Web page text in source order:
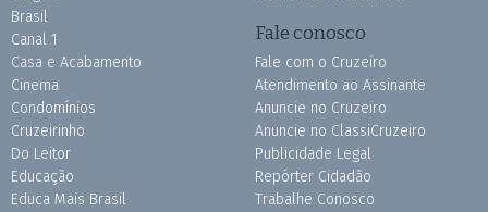
Brasil
Canal 1
Casa e Acabamento
Cinema
Condomínios
Cruzeirinho
Do Leitor
Educação
Educa Mais Brasil
Fale conosco
Fale com o Cruzeiro
Atendimento ao Assinante
Anuncie no Cruzeiro
Anuncie no ClassiCruzeiro
Publicidade Legal
Repórter Cidadão
Trabalhe Conosco